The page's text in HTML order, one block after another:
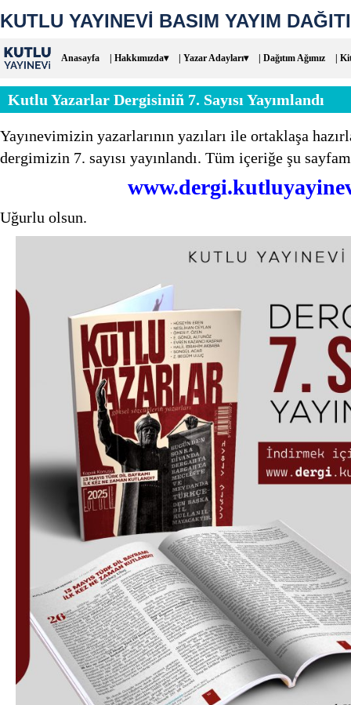
KUTLU YAYINEVİ BASIM YAYIM
Anasayfa | Hakkımızda▾ | Yazar Adayları▾ | Dağıtım Ağımız |
Kutlu Yazarlar Dergisiniñ 7. Sayısı Yayımlandı
Yayınevimizin yazarlarının yazıları ile ortaklaşa
dergimizin 7. sayısı yayınlandı. Tüm içeriğe şu
Uğurlu olsun.